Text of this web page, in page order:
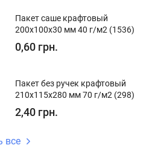
Пакет саше крафтовый
200x100x30 мм 40 г/м2 (1536)
0,60 грн.
Пакет без ручек крафтовый
210x115x280 мм 70 г/м2 (298)
2,40 грн.
все